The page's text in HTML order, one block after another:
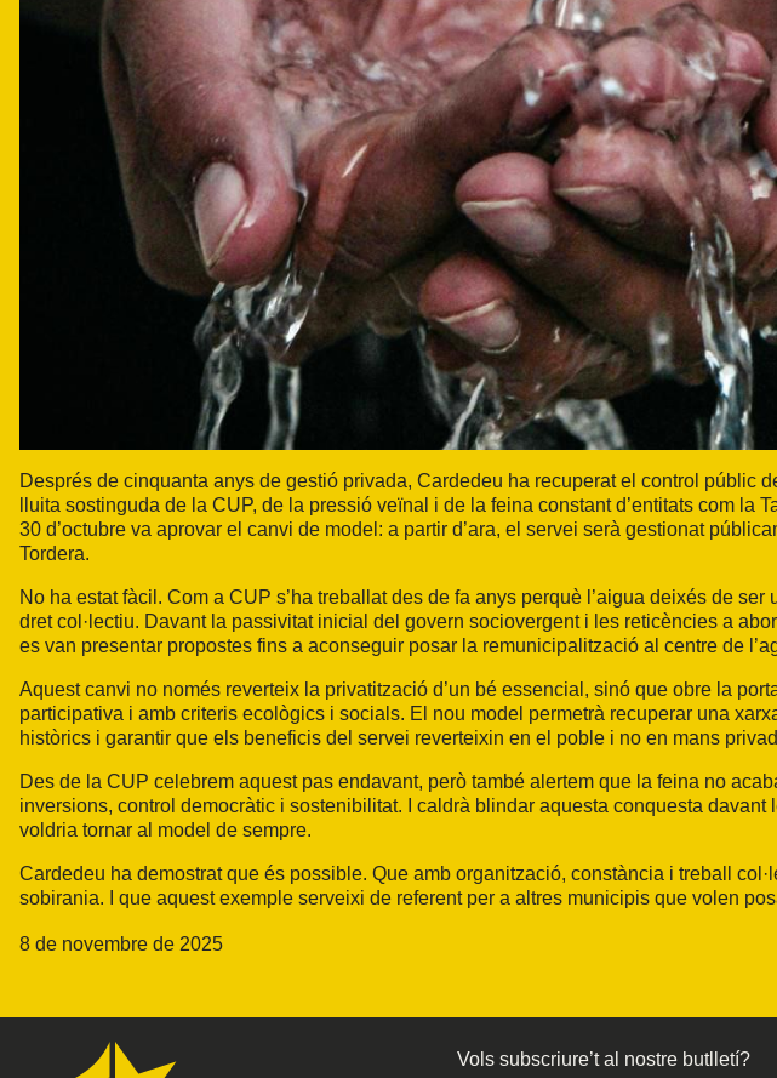
Després de cinquanta anys de gestió privada, Cardedeu ha recuperat el control públic
lluita sostinguda de la CUP, de la pressió veïnal i de la feina constant d’entitats com la
30 d’octubre va aprovar el canvi de model: a partir d’ara, el servei serà gestionat
Tordera.
No ha estat fàcil. Com a CUP s’ha treballat des de fa anys perquè l’aigua deixés de ser
dret col·lectiu. Davant la passivitat inicial del govern sociovergent i les reticències a
es van presentar propostes fins a aconseguir posar la remunicipalització al centre de
Aquest canvi no només reverteix la privatització d’un bé essencial, sinó que obre la
participativa i amb criteris ecològics i socials. El nou model permetrà recuperar una
històrics i garantir que els beneficis del servei reverteixin en el poble i no en mans
Des de la CUP celebrem aquest pas endavant, però també alertem que la feina no
inversions, control democràtic i sostenibilitat. I caldrà blindar aquesta conquesta davant
voldria tornar al model de sempre.
Cardedeu ha demostrat que és possible. Que amb organització, constància i treball
sobirania. I que aquest exemple serveixi de referent per a altres municipis que volen
8 de novembre de 2025
Vols subscriure’t al nostre butlletí?